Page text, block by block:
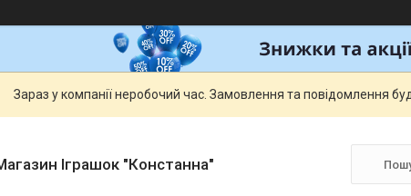
Зараз у компанії неробочий час. Замовлення та повідомлення
Іграшок "Констанна"